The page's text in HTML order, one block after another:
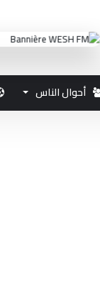
أحوال الناس